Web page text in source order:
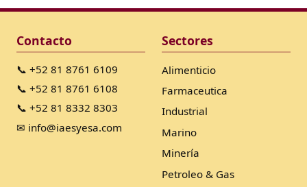
Contacto
📞 +52 81 8761 6109
📞 +52 81 8761 6108
📞 +52 81 8332 8303
✉ info@iaesyesa.com
Sectores
Alimenticio
Farmaceutica
Industrial
Marino
Minería
Petroleo & Gas